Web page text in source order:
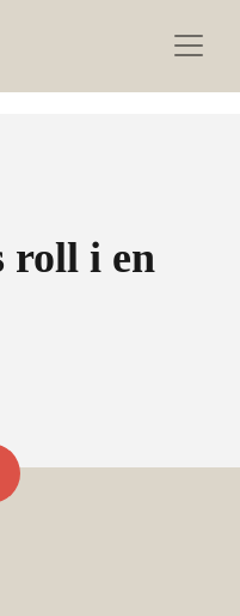
roll i en